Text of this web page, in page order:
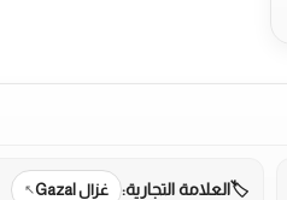
العلامة التجارية: غزال Gazal